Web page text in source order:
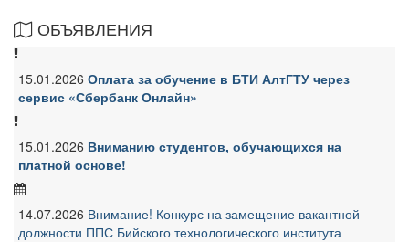
ОБЪЯВЛЕНИЯ
15.01.2026 Оплата за обучение в БТИ АлтГТУ через
сервис «Сбербанк Онлайн»
15.01.2026 Вниманию студентов, обучающихся на
платной основе!
14.07.2026 Внимание! Конкурс на замещение вакантной
должности ППС Бийского технологического института